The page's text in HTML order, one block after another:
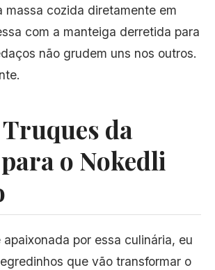
massa cozida diretamente em
com a manteiga derretida para
não grudem uns nos outros.
da
o Nokedli
apaixonada por essa culinária, eu
que vão transformar o